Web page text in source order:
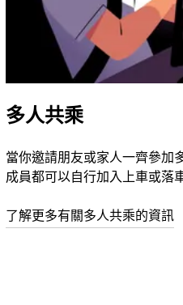
多人共乘
當你邀請朋友或家人一齊參加
成員都可以自行加入上車或落
了解更多有關多人共乘的資訊